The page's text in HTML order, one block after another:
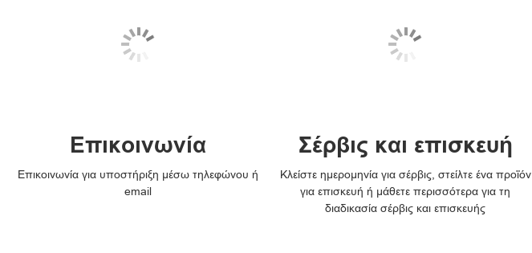
Επικοινωνία
Επικοινωνία για υποστήριξη μέσω τηλεφώνου ή
email
Σέρβις και επισκευή
Κλείστε ημερομηνία για σέρβις, στείλτε ένα προϊόν
για επισκευή ή μάθετε περισσότερα για τη
διαδικασία σέρβις και επισκευής